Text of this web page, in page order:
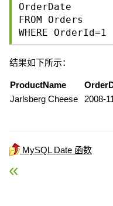
OrderDate
FROM Orders
WHERE OrderId=1
结果如下所示：
ProductName
Jarlsberg Cheese
2008-
MySQL Date 函数
« MySQL